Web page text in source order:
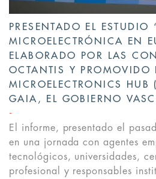
PRESENTADO EL ESTUDIO
MICROELECTRÓNICA EN
ELABORADO POR LAS
OCTANTIS Y PROMOVIDO
MICROELECTRONICS HUB
GAIA, EL GOBIERNO
El informe, presentado el
en una jornada con agentes
tecnológicos, universidades,
profesional y responsables